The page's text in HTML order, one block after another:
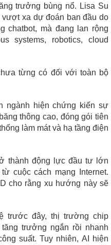
trưởng bùng nổ. Lisa Su
vượt xa dự đoán ban đầu do
chatbot, mà đang lan rộng
systems, robotics, cloud
từng có đối với toàn bộ
ngành hiện chứng kiến sự
thông cao, đóng gói tiên
làm mát và hạ tầng điện
thành động lực đầu tư lớn
cuộc cách mạng Internet.
cho rằng xu hướng này sẽ
trước đây, thị trường chip
trưởng ngắn rồi nhanh
suất. Tuy nhiên, AI hiện